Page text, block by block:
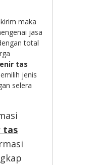
maka
jasa
total
tas
jenis
selera
tas